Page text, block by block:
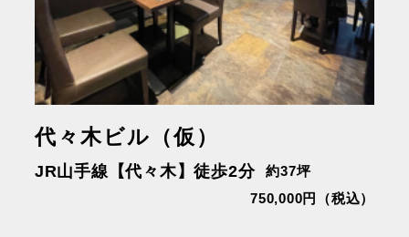
代々木ビル（仮）
JR山手線【代々木】徒歩2分
約37坪
750,000円（税込）